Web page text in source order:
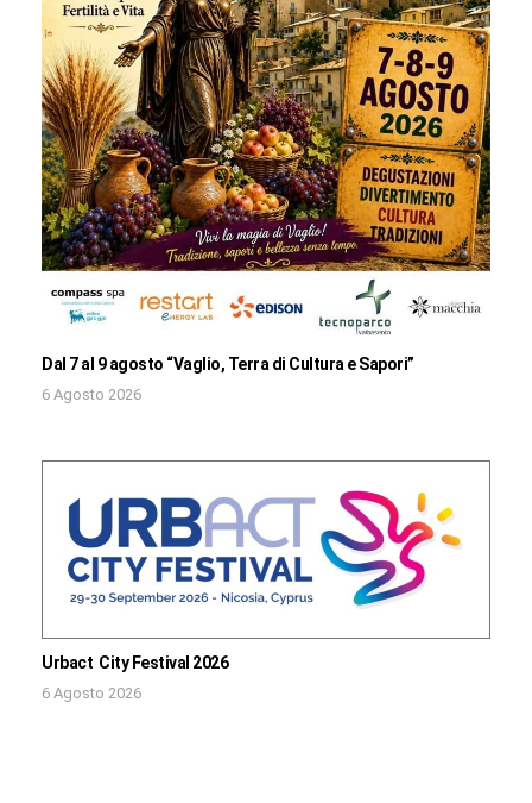
Dal 7 al 9 agosto “Vaglio, Terra di Cultura e Sapori”
6 Agosto 2026
Urbact City Festival 2026
6 Agosto 2026